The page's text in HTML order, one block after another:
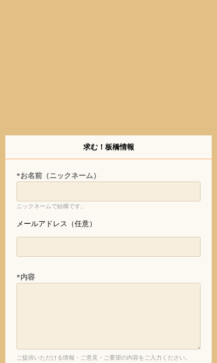
求む！板橋情報
*お名前（ニックネーム）
ニックネームで結構です。
メールアドレス（任意）
*内容
ご提供いただける情報・ご意見・ご要望の内容をご入力ください。